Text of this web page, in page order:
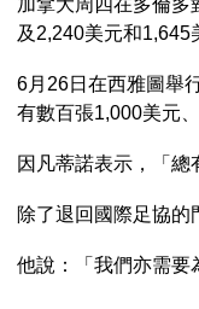
加拿大周四在多倫多
及2,240美元和1,645
6月26日在西雅圖舉
有數百張1,000美元
因凡蒂諾表示，「總
除了退回國際足協的
他說：「我們亦需要